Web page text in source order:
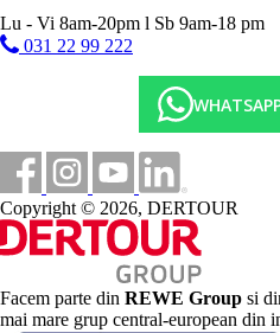
piscine pentru copii
polo
fitness
parc acvatic la hotelul
(inclusiv bauturi la
masaje
sauna
baie de aburi
salon de infrumusetare
biliard
scufundari
sporturi acvatice pe plaja
teren de tenis (iluminat
Lu - Vi 8am-20pm l Sb 9am-18 pm
031 22 99 222
Copyright © 2026, DERTOUR
Facem parte din REWE Group si
mai mare grup central-european din